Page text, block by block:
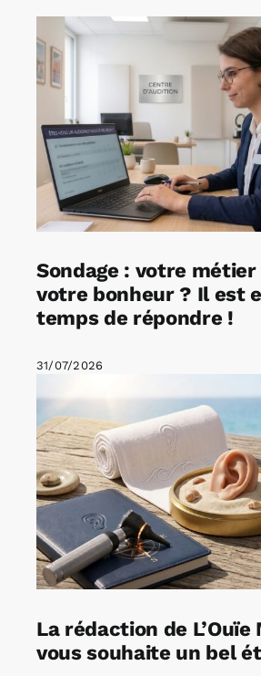
Sondage : votre
votre bonheur ? Il est
temps de répondre !
31/07/2026
La rédaction de L’Ouïe
vous souhaite un bel